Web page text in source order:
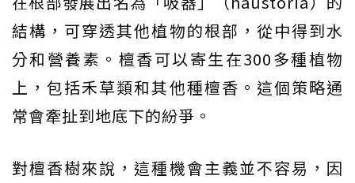
結構，可穿透其他植物的根部，從中得到水
分和營養素。檀香可以寄生在300多種植物
上，包括禾草類和其他種檀香。這個策略通
常會牽扯到地底下的紛爭。
對檀香樹來說，這種機會主義並不容易，因